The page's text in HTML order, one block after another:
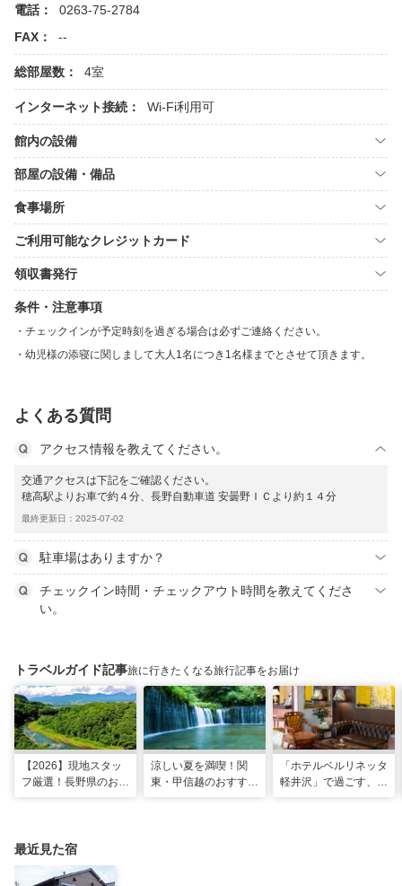
電話：
0263-75-2784
FAX：
--
総部屋数： 4室
インターネット接続： Wi-Fi利用可
館内の設備
部屋の設備・備品
食事場所
ご利用可能なクレジットカード
領収書発行
条件・注意事項
チェックインが予定時刻を過ぎる場合は必ずご連絡ください。
幼児様の添寝に関しまして大人1名につき1名様までとさせて頂きます。
よくある質問
アクセス情報を教えてください。
交通アクセスは下記をご確認ください。
穂高駅よりお車で約４分、長野自動車道 安曇野ＩＣより約１４分
最終更新日：2025-07-02
駐車場はありますか？
チェックイン時間・チェックアウト時間を教えてくださ
い。
トラベルガイド記事旅に行きたくなる旅行記事をお届け
【2026】現地スタッ
フ厳選！長野県のおす
涼しい夏を満喫！関
東・甲信越のおすすめ
「ホテルベルリネッタ
軽井沢」で過ごす、ア
最近見た宿